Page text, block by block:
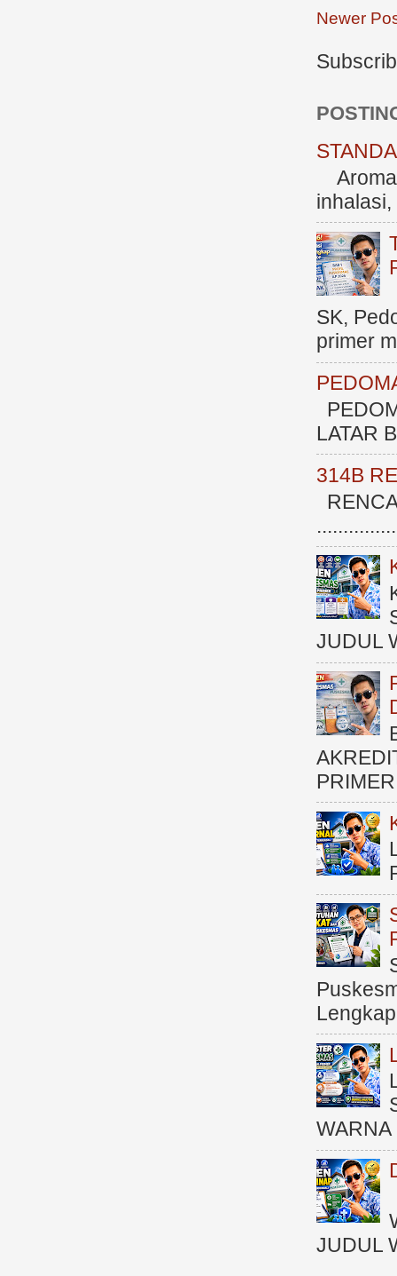
Newer
SK,
primer
LATAR
314B
JUDUL
JUDUL